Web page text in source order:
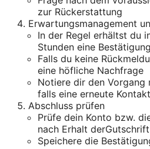
zur Rückerstattung
Erwartungsmanagement
In der Regel erhältst du
Stunden eine Bestätigung
Falls du keine
eine höfliche Nachfrage
Notiere dir den Vorgang
falls eine erneute
Abschluss prüfen
Prüfe dein Konto bzw.
nach Erhalt derGutschrift
Speichere die